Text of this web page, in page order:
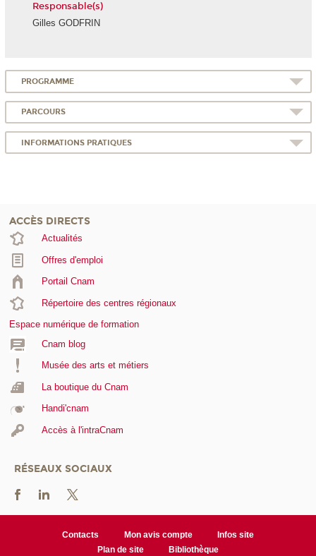
Responsable(s)
Gilles GODFRIN
PROGRAMME
PARCOURS
INFORMATIONS PRATIQUES
ACCÈS DIRECTS
Actualités
Offres d'emploi
Portail Cnam
Répertoire des centres régionaux
Espace numérique de formation
Cnam blog
Musée des arts et métiers
La boutique du Cnam
Handi'cnam
Accès à l'intraCnam
RÉSEAUX SOCIAUX
Contacts Mon avis compte
Infos site
Plan de site
Bibliothèque